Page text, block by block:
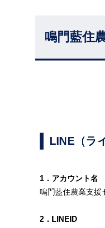
鳴門藍住
LINE（ラ
1．アカウント名
鳴門藍住農業支援
2．LINEID